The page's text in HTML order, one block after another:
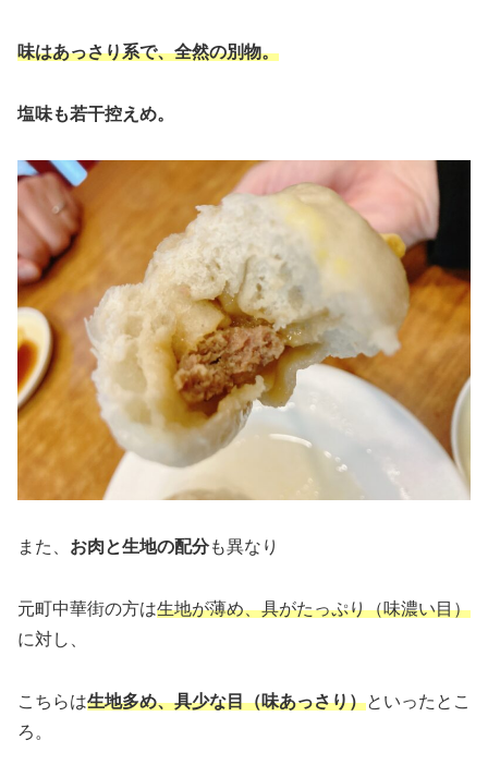
味はあっさり系で、全然の別物。
塩味も若干控えめ。
また、 お肉と生地の配分も異なり
元町中華街の方は生地が薄め、具がたっぷり（味濃い目）
に対し、
こちらは生地多め、具少な目（味あっさり）といったとこ
ろ。